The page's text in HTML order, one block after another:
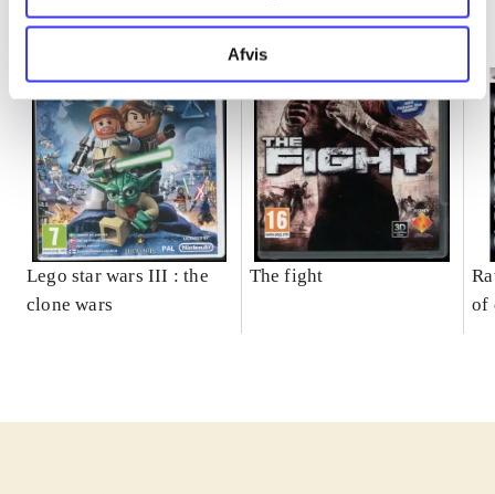
Afvis
Lego star wars III : the
clone wars
The fight
of